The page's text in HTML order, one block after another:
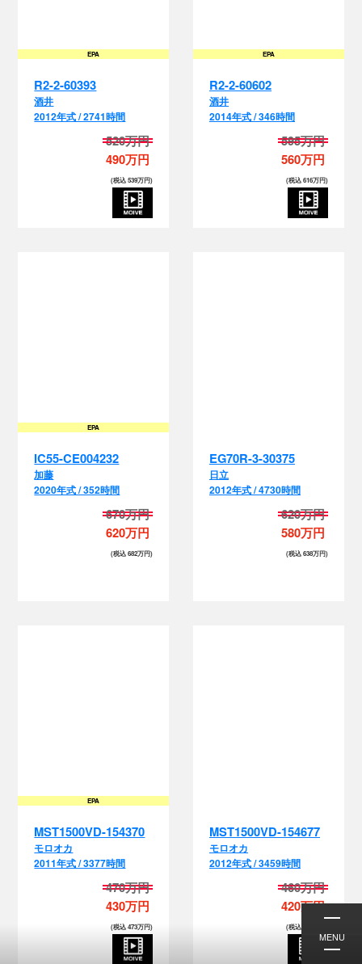
MENU
EPA
R2-2-60393
酒井
2012年式 / 2741時間
520万円
490万円
(税込 539万円)
EPA
R2-2-60602
酒井
2014年式 / 346時間
595万円
560万円
(税込 616万円)
EPA
IC55-CE004232
加藤
2020年式 / 352時間
670万円
620万円
(税込 682万円)
EG70R-3-30375
日立
2012年式 / 4730時間
620万円
580万円
(税込 638万円)
EPA
MST1500VD-154370
モロオカ
2011年式 / 3377時間
470万円
430万円
(税込 473万円)
MST1500VD-154677
モロオカ
2012年式 / 3459時間
460万円
420万円
(税込 462万円)